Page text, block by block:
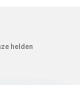
helden